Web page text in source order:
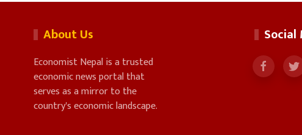
About Us
Economist Nepal is a trusted
economic news portal that
serves as a mirror to the
country's economic landscape.
Social